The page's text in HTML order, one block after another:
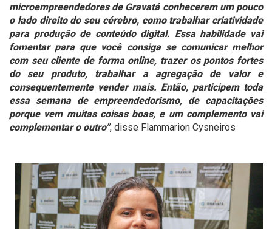
microempreendedores de Gravatá conhecerem um pouco
o lado direito do seu cérebro, como trabalhar criatividade
para produção de conteúdo digital. Essa habilidade vai
fomentar para que você consiga se comunicar melhor
com seu cliente de forma online, trazer os pontos fortes
do seu produto, trabalhar a agregação de valor e
consequentemente vender mais. Então, participem toda
essa semana de empreendedorismo, de capacitações
porque vem muitas coisas boas, e um complemento vai
complementar o outro”, disse Flammarion Cysneiros